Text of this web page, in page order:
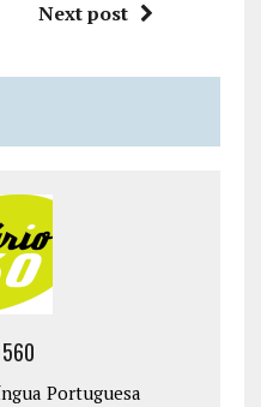
Next post
Portuguesa